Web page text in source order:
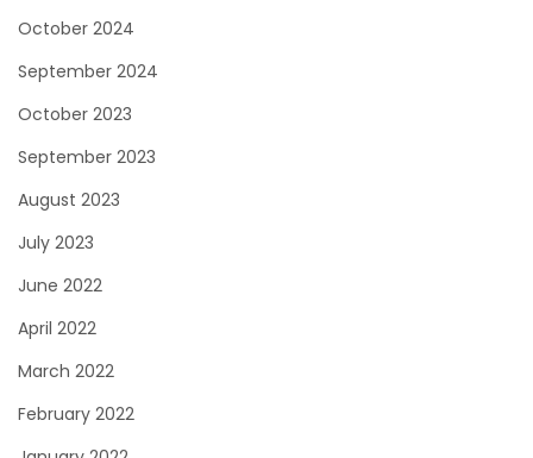
October 2024
September 2024
October 2023
September 2023
August 2023
July 2023
June 2022
April 2022
March 2022
February 2022